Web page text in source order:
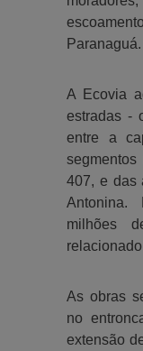
Paranaguá.
A Ecovia
estradas -
entre a
407, e das
Antonina.
milhões
As obras
no
extensão